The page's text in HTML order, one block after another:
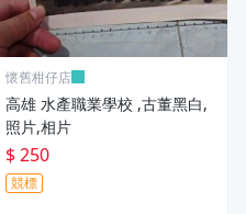
懷舊柑仔店
高雄 水產職業學校 ,古董黑白,
照片,相片
$ 250
競標